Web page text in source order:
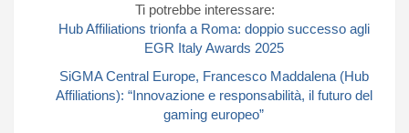
Ti potrebbe interessare:
Hub Affiliations trionfa a Roma: doppio successo agli
EGR Italy Awards 2025
SiGMA Central Europe, Francesco Maddalena (Hub
Affiliations): “Innovazione e responsabilità, il futuro del
gaming europeo”